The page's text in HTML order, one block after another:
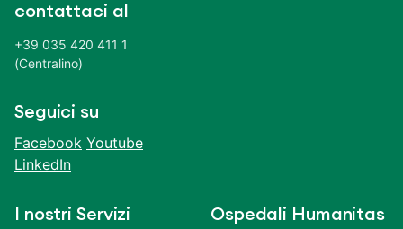
contattaci al
+39 035 420 411 1
(Centralino)
Seguici su
Facebook Youtube
LinkedIn
I nostri Servizi Ospedali Humanitas